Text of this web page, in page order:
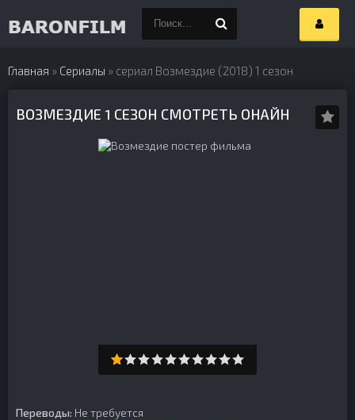
Главная » Сериалы » сериал Возмездие (2018) 1 сезон
ВОЗМЕЗДИЕ 1 СЕЗОН СМОТРЕТЬ ОНАЙН
Переводы: Не требуется